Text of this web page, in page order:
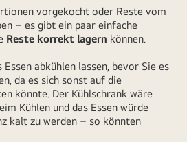
vorgekocht oder Reste vom
– es gibt ein paar einfache
Reste korrekt lagern können.
abkühlen lassen, bevor Sie es
da es sich sonst auf die
könnte. Der Kühlschrank wäre
Kühlen und das Essen würde
kalt zu werden – so könnten